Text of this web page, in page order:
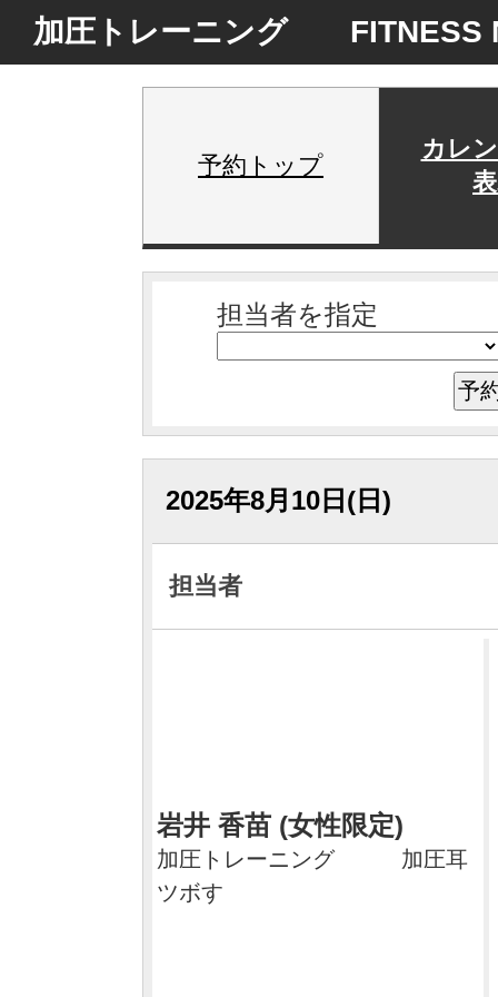
加圧トレーニング FITNESS
予約トップ
カレ
担当者を指定
2025年8月10日(日)
担当者
岩井 香苗 (女性限定)
加圧トレーニング 加圧耳
ツボす